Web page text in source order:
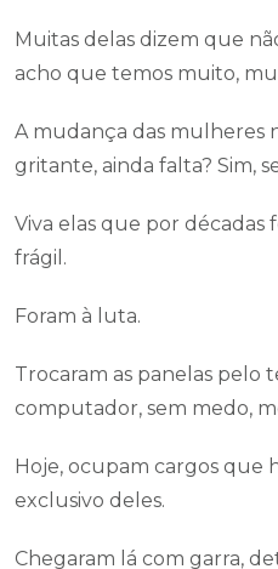
Muitas delas dizem que
acho que temos muito,
A mudança das mulheres
gritante, ainda falta? Sim,
Viva elas que por décadas
frágil.
Foram à luta.
Trocaram as panelas pelo
computador, sem medo,
Hoje, ocupam cargos que
exclusivo deles.
Chegaram lá com garra,